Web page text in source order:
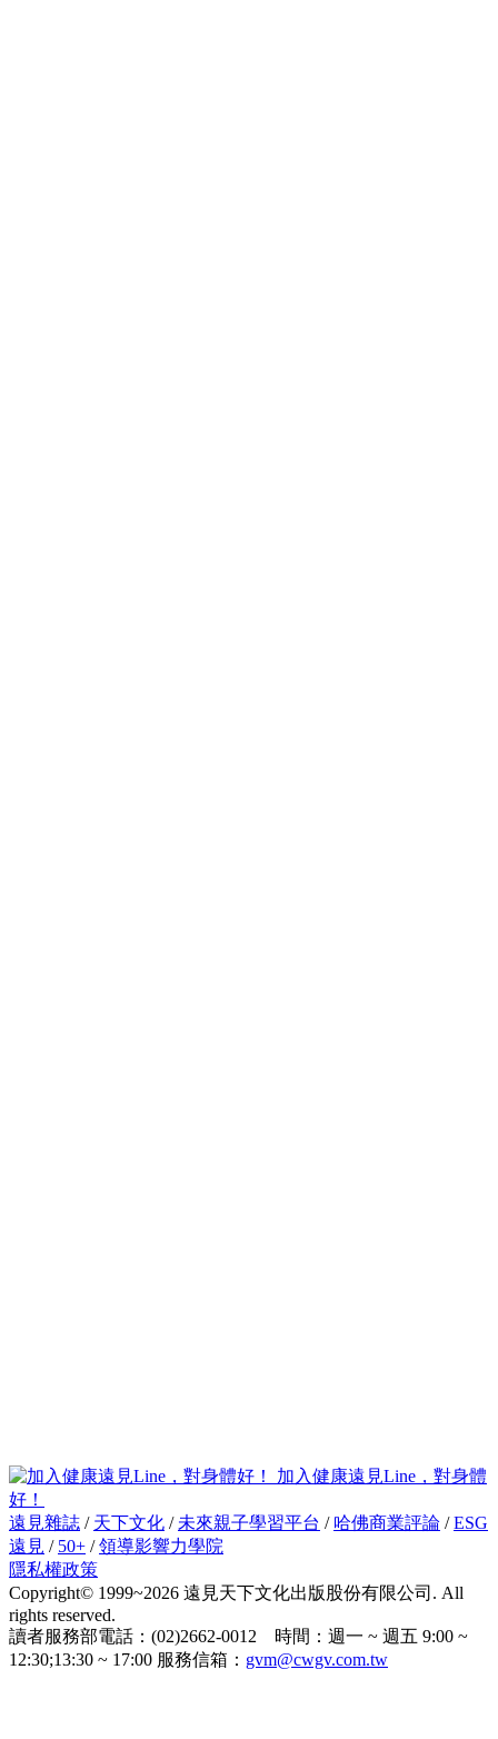
加入健康遠見Line，對身體
好！
遠見雜誌 / 天下文化 / 未來親子學習平台 / 哈佛商業評論 /ESG
遠見 / 50+ /領導影響力學院
隱私權政策
Copyright© 1999~2026 遠見天下文化出版股份有限公司. All
rights reserved.
讀者服務部電話：(02)2662-0012 時間：週一 ~ 週五 9:00 ~
12:30;13:30 ~ 17:00 服務信箱： gvm@cwgv.com.tw